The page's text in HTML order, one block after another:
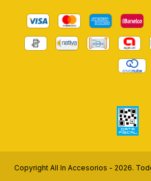
Copyright All In Accesorios - 2026.